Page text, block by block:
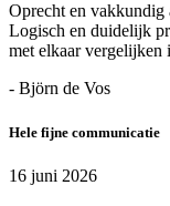
Oprecht en vakkundig
Logisch en duidelijk
met elkaar vergelijken
- Björn de Vos
Hele fijne communicatie
16 juni 2026